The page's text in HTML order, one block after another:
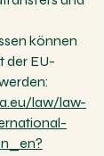
können
der EU-
law/law-